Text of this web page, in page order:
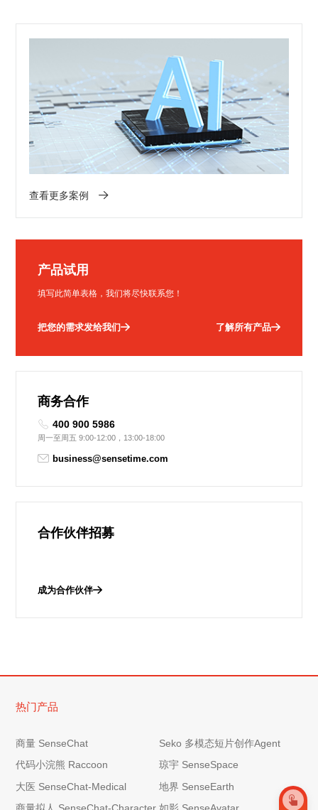
查看更多案例
产品试用
填写此简单表格，我们将尽快联系您！
把您的需求发给我们 了解所有产品
商务合作
400 900 5986
周一至周五 9:00-12:00，13:00-18:00
business@sensetime.com
合作伙伴招募
成为合作伙伴
热门产品
商量 SenseChat
Seko 多模态短片创作Agent
代码小浣熊 Raccoon
琼宇 SenseSpace
大医 SenseChat-Medical
地界 SenseEarth